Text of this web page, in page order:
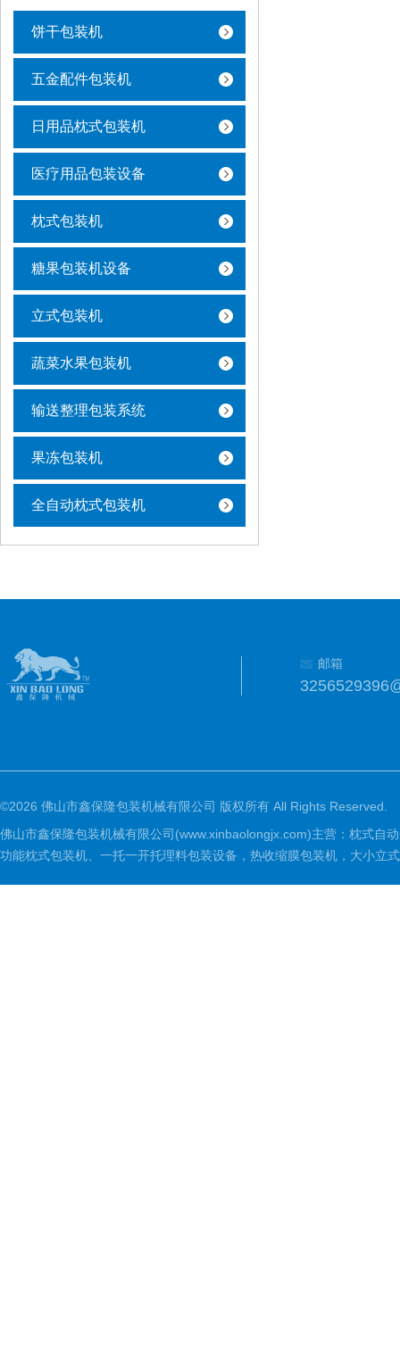
饼干包装机
五金配件包装机
日用品枕式包装机
医疗用品包装设备
枕式包装机
糖果包装机设备
立式包装机
蔬菜水果包装机
输送整理包装系统
果冻包装机
全自动枕式包装机
邮箱
©2026 佛山市鑫保隆包装机械有限公司 版权所有 All Rights Reserved.
佛山市鑫保隆包装机械有限公司(www.xinbaolongjx.com)主营：枕式自
功能枕式包装机、一托一开托理料包装设备，热收缩膜包装机，大小立